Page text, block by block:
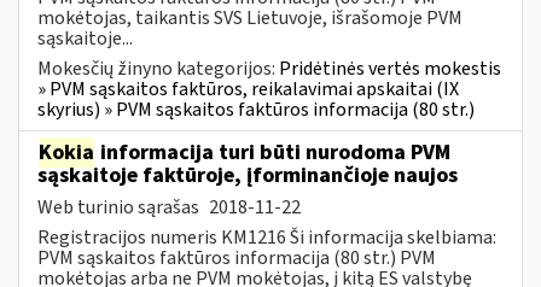
mokėtojas, taikantis SVS Lietuvoje, išrašomoje PVM
sąskaitoje...
Mokesčių žinyno kategorijos: Pridėtinės vertės mokestis
» PVM sąskaitos faktūros, reikalavimai apskaitai (IX
skyrius) » PVM sąskaitos faktūros informacija (80 str.)
Kokia informacija turi būti nurodoma PVM
sąskaitoje faktūroje, įforminančioje naujos
Web turinio sąrašas 2018-11-22
Registracijos numeris KM1216 Ši informacija skelbiama:
PVM sąskaitos faktūros informacija (80 str.) PVM
mokėtojas arba ne PVM mokėtojas, į kitą ES valstybę